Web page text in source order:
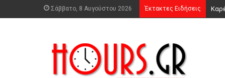
Σάββατο, 8 Αυγούστου 2026 Έκτακτες Ειδήσεις